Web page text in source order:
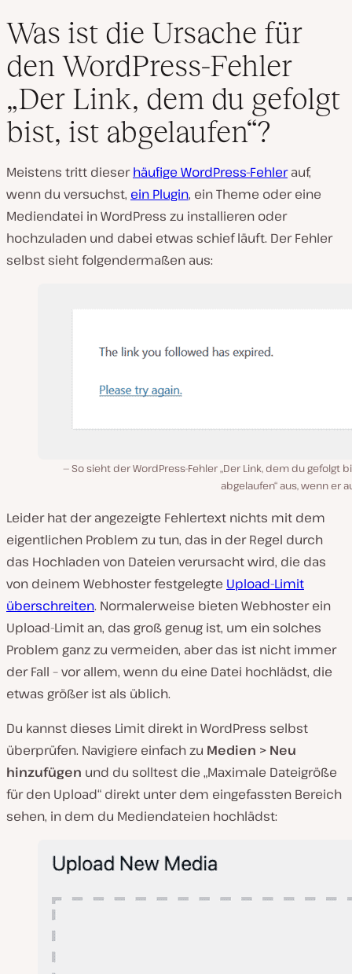
Was ist die Ursache für
den WordPress-Fehler
„Der Link, dem du gefolgt
bist, ist abgelaufen“?
Meistens tritt dieserhäufige WordPress-Fehlerauf,
wenn du versuchst, ein Plugin, ein Theme oder eine
Mediendatei in WordPress zu installieren oder
hochzuladen und dabei etwas schief läuft. Der Fehler
selbst sieht folgendermaßen aus:
So sieht der WordPress-Fehler „Der Link, dem du gefolgt
abgelaufen“ aus, wenn er
Leider hat der angezeigte Fehlertext nichts mit dem
eigentlichen Problem zu tun, das in der Regel durch
das Hochladen von Dateien verursacht wird, die das
von deinem Webhoster festgelegte Upload-Limit
überschreiten. Normalerweise bieten Webhoster ein
Upload-Limit an, das groß genug ist, um ein solches
Problem ganz zu vermeiden, aber das ist nicht immer
der Fall – vor allem, wenn du eine Datei hochlädst, die
etwas größer ist als üblich.
Du kannst dieses Limit direkt in WordPress selbst
überprüfen. Navigiere einfach zu Medien > Neu
hinzufügen und du solltest die „Maximale Dateigröße
für den Upload“ direkt unter dem eingefassten Bereich
sehen, in dem du Mediendateien hochlädst: